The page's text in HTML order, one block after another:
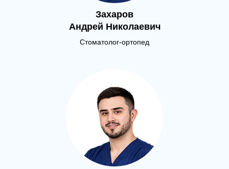
Захаров
Андрей Николаевич
Стоматолог-ортопед